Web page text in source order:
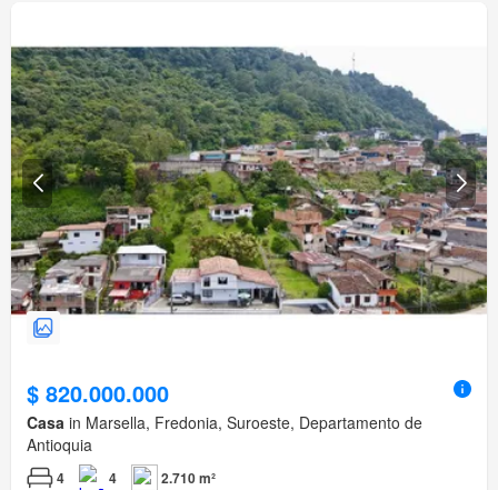
$ 820.000.000
Casa in Marsella, Fredonia, Suroeste, Departamento de
Antioquia
4 4 2.710 m²